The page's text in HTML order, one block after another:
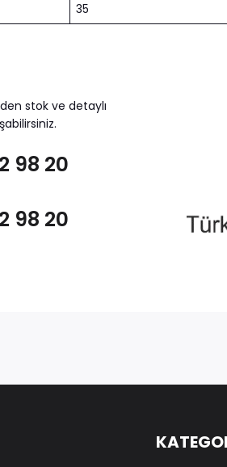
35
stok ve detaylı
98 20
98 20